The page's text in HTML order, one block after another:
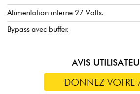
Alimentation interne 27 Volts.
Bypass avec buffer.
AVIS
DONNEZ VOTRE